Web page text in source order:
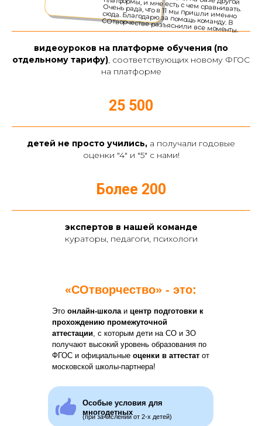
4 000 +
видеоуроков на платформе обучения (по
отдельному тарифу), соответствующих новому ФГОС
на платформе
25 500
детей не просто учились, а получали годовые
оценки "4" и "5" с нами!
Более 200
экспертов в нашей команде
кураторы, педагоги, психологи
Это онлайн-школаи центр подготовки к
прохождению промежуточной
аттестации, с которым дети на СО и ЗО
получают высокий уровень образования по
ФГОС и официальные оценки в аттестат от
московской школы-партнера!
«СОтворчество» - это:
Особые условия для
многодетных
(при зачислении от 2-х детей)
Создано мамой для
мам:
Анастасия Калмыкова
детей на СО, которые учатся и
аттестуются с "СОтворчеством"!